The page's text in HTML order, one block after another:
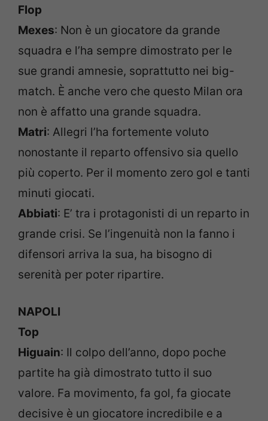
Flop
Mexes: Non è un giocatore da grande
squadra e l’ha sempre dimostrato per le
sue grandi amnesie, soprattutto nei big-
match. È anche vero che questo Milan ora
non è affatto una grande squadra.
Matri: Allegri l’ha fortemente voluto
nonostante il reparto offensivo sia quello
più coperto. Per il momento zero gol e tanti
minuti giocati.
Abbiati: E’ tra i protagonisti di un reparto in
grande crisi. Se l’ingenuità non la fanno i
difensori arriva la sua, ha bisogno di
serenità per poter ripartire.
NAPOLI
Top
Higuain: Il colpo dell’anno, dopo poche
partite ha già dimostrato tutto il suo
valore. Fa movimento, fa gol, fa giocate
decisive è un giocatore incredibile e a